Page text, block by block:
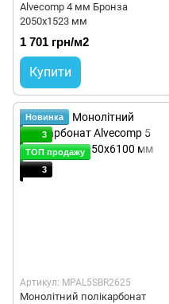
Alvecomp 4 мм Бронза
2050x1523 мм
1 701 грн/м2
Купити
Новинка
3
ТОП продажу
3
Артикул: MPAL5SBR2625
Монолітний полікарбонат